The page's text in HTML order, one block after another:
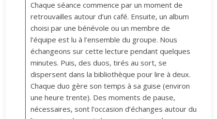
Chaque séance commence par un moment de
retrouvailles autour d’un café. Ensuite, un album
choisi par une bénévole ou un membre de
l’équipe est lu à l’ensemble du groupe. Nous
échangeons sur cette lecture pendant quelques
minutes. Puis, des duos, tirés au sort, se
dispersent dans la bibliothèque pour lire à deux.
Chaque duo gère son temps à sa guise (environ
une heure trente). Des moments de pause,
nécessaires, sont l’occasion d’échanges autour du